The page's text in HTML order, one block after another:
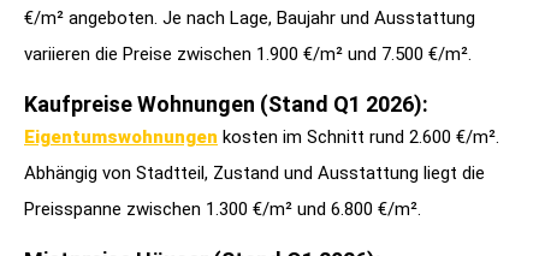
€/m² angeboten. Je nach Lage, Baujahr und Ausstattung
variieren die Preise zwischen 1.900 €/m² und 7.500 €/m².
Kaufpreise Wohnungen (Stand Q1 2026):
Eigentumswohnungen kosten im Schnitt rund 2.600 €/m².
Abhängig von Stadtteil, Zustand und Ausstattung liegt die
Preisspanne zwischen 1.300 €/m² und 6.800 €/m².